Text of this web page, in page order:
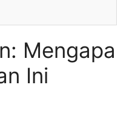
Mengapa
Ini